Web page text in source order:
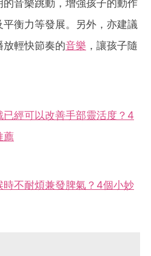
音樂跳動，增強孩子的動作
衡力等發展。另外，亦建議
輕快節奏的音樂 ，讓孩子隨
已經可以改善手部靈活度？4
薦
時不耐煩兼發脾氣？4個小妙